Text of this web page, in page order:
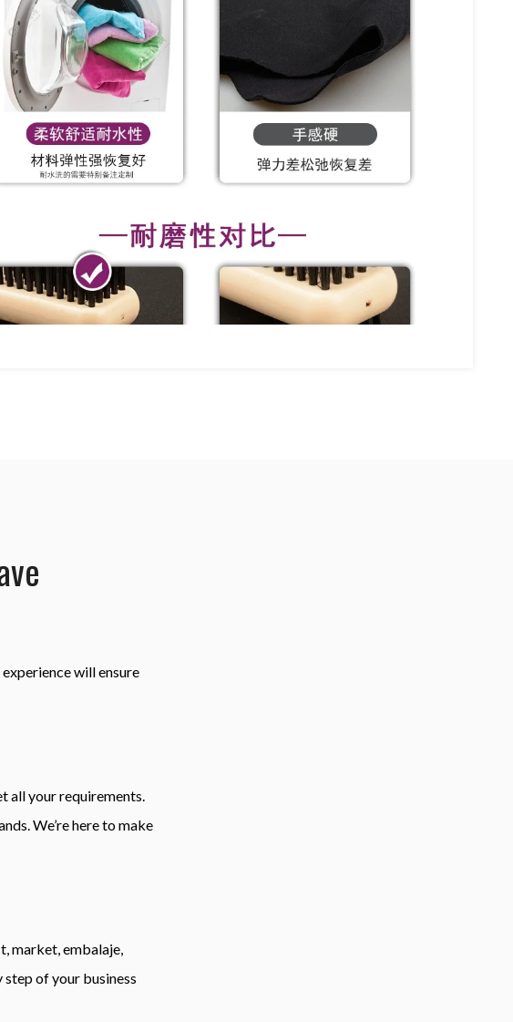
will ensure
all your requirements
We’re here to make
, market, embalaje,
step of your business